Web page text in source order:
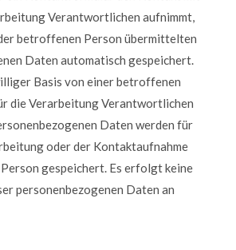
Verantwortlichen aufnimmt,
betroffenen Person übermittelten
Daten automatisch gespeichert.
Basis von einer betroffenen
die Verarbeitung Verantwortlichen
Daten werden für
oder der Kontaktaufnahme
gespeichert. Es erfolgt keine
personenbezogenen Daten an